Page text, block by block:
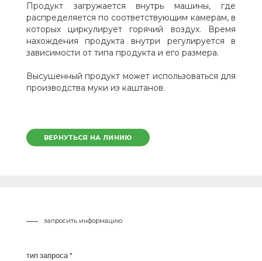
Продукт загружается внутрь машины, где
распределяется по соответствующим камерам, в
которых циркулирует горячий воздух. Время
нахождения продукта внутри регулируется в
зависимости от типа продукта и его размера.
Высушенный продукт может использоваться для
производства муки из каштанов.
ВЕРНУТЬСЯ НА ЛИНИЮ
запросить информацию
тип запроса *